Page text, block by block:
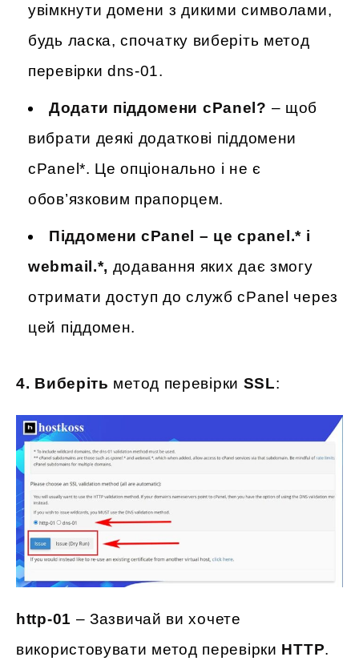
увімкнути домени з дикими символами,
будь ласка, спочатку виберіть метод
перевірки dns-01.
Додати піддомени cPanel? – щоб
вибрати деякі додаткові піддомени
cPanel*. Це опціонально і не є
обов’язковим прапорцем.
Піддомени cPanel – це cpanel.* і
webmail.*, додавання яких дає змогу
отримати доступ до служб cPanel через
цей піддомен.
4. Виберіть метод перевірки SSL:
http-01 – Зазвичай ви хочете
використовувати метод перевірки HTTP.